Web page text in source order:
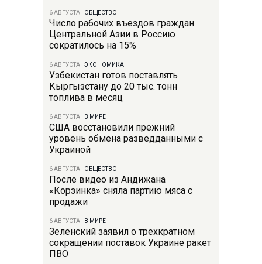
6 АВГУСТА ОБЩЕСТВО
Число рабочих въездов граждан
Центральной Азии в Россию
сократилось на 15%
6 АВГУСТА ЭКОНОМИКА
Узбекистан готов поставлять
Кыргызстану до 20 тыс. тонн
топлива в месяц
6 АВГУСТА В МИРЕ
США восстановили прежний
уровень обмена разведданными с
Украиной
6 АВГУСТА ОБЩЕСТВО
После видео из Андижана
«Корзинка» сняла партию мяса с
продажи
6 АВГУСТА В МИРЕ
Зеленский заявил о трехкратном
сокращении поставок Украине ракет
ПВО